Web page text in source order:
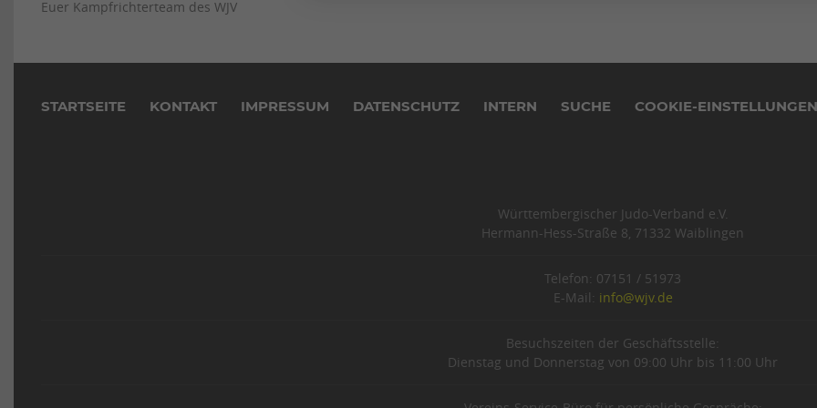
Euer Kampfrichterteam des WJV
STARTSEITE KONTAKT IMPRESSUM DATENSCHUTZ INTERN SUCHE COOKIE-EINSTELLUNGEN
Württembergischer Judo-Verband e.V.
Hermann-Hess-Straße 8, 71332 Waiblingen
Telefon: 07151 / 51973
E-Mail: info@wjv.de
Besuchszeiten der Geschäftsstelle:
Dienstag und Donnerstag von 09:00 Uhr bis 11:00 Uhr